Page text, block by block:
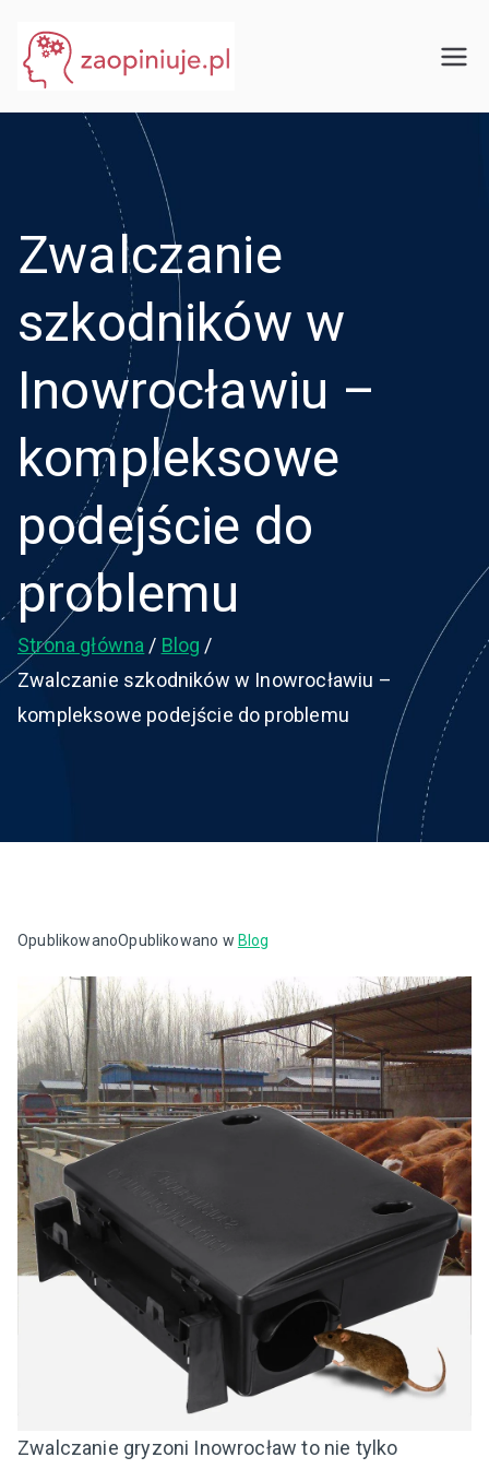
treści
Zwalczanie
szkodników w
Inowrocławiu –
kompleksowe
podejście do
problemu
Strona główna
Blog
Zwalczanie szkodników w Inowrocławiu –
kompleksowe podejście do problemu
OpublikowanoOpublikowano w Blog
Zwalczanie gryzoni Inowrocław to nie tylko